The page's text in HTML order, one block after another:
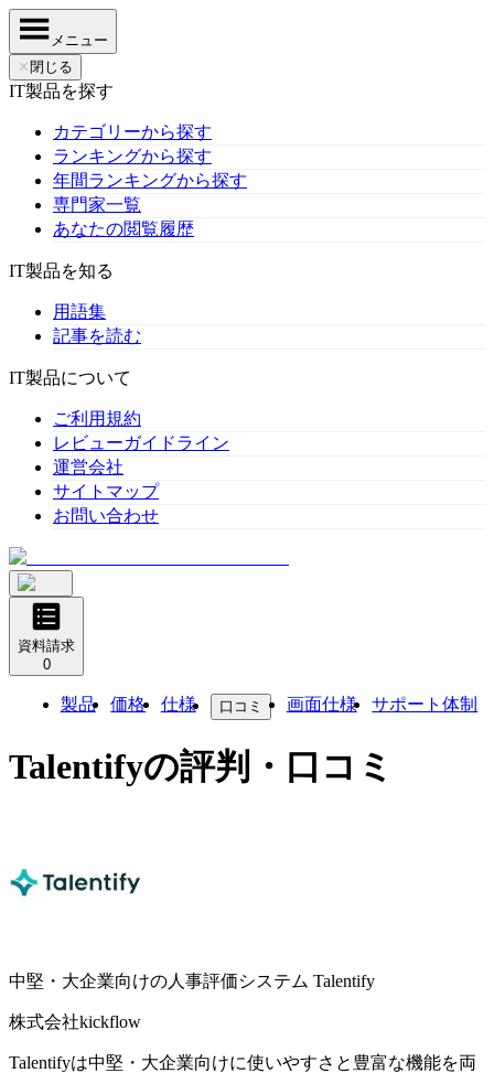
メニュー
✕ 閉じる
IT製品を探す
カテゴリーから探す
ランキングから探す
年間ランキングから探す
専門家一覧
あなたの閲覧履歴
IT製品を知る
用語集
記事を読む
IT製品について
ご利用規約
レビューガイドライン
運営会社
サイトマップ
お問い合わせ
資料請求
0
製品 価格 仕様 口コミ 画面仕様 サポート体制
Talentifyの評判・口コミ
中堅・大企業向けの人事評価システム Talentify
株式会社kickflow
Talentifyは中堅・大企業向けに使いやすさと豊富な機能を両